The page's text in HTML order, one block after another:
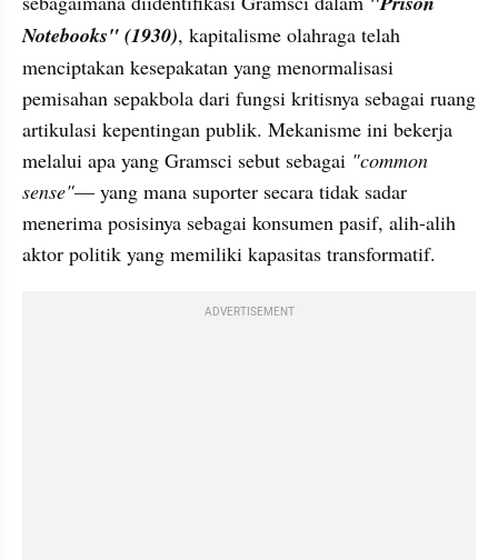
Notebooks" (1930), kapitalisme olahraga telah
menciptakan kesepakatan yang menormalisasi
pemisahan sepakbola dari fungsi kritisnya sebagai ruang
artikulasi kepentingan publik. Mekanisme ini bekerja
melalui apa yang Gramsci sebut sebagai "common
sense"— yang mana suporter secara tidak sadar
menerima posisinya sebagai konsumen pasif, alih-alih
aktor politik yang memiliki kapasitas transformatif.
ADVERTISEMENT